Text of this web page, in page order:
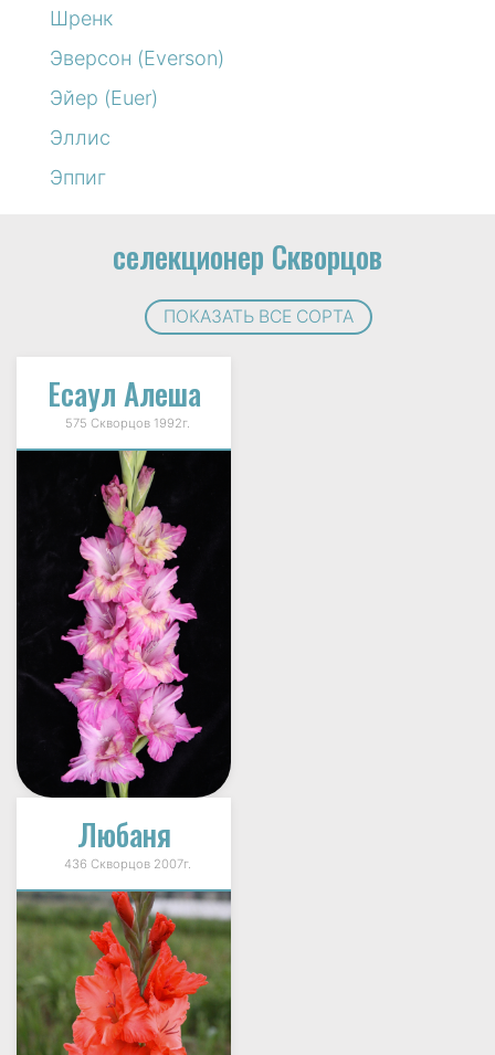
Шренк
Эверсон (Everson)
Эйер (Euer)
Эллис
Эппиг
селекционер Скворцов
ПОКАЗАТЬ ВСЕ СОРТА
Есаул Алеша
575 Скворцов 1992г.
Любаня
436 Скворцов 2007г.